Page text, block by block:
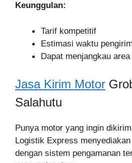
Keunggulan:
Tarif kompetitif
Estimasi waktu
Dapat menjangkau
Jasa Kirim Motor
Salahutu
Punya motor yang ingin
Logistik Express
dengan sistem pengamanan